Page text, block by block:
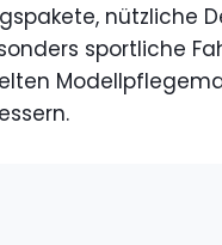
nützliche
sportliche